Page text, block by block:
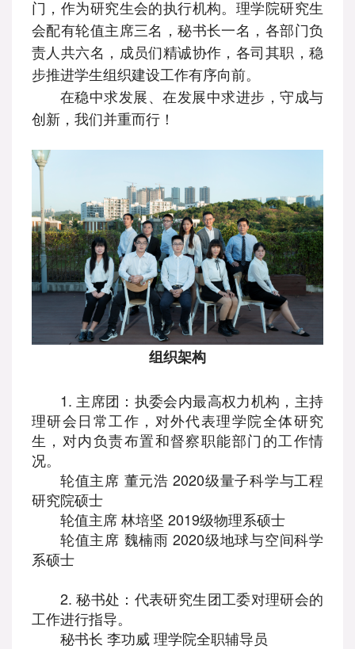
门，作为研究生会的执行机构。理学院研究生
会配有轮值主席三名，秘书长一名，各部门负
责人共六名，成员们精诚协作，各司其职，稳
步推进学生组织建设工作有序向前。
在稳中求发展、在发展中求进步，守成与
创新，我们并重而行！
组织架构
1. 主席团：执委会内最高权力机构，主持
理研会日常工作，对外代表理学院全体研究
生，对内负责布置和督察职能部门的工作情
况。
轮值主席 董元浩 2020级量子科学与工程
研究院硕士
轮值主席 林培坚 2019级物理系硕士
轮值主席 魏楠雨 2020级地球与空间科学
系硕士
2. 秘书处：代表研究生团工委对理研会的
工作进行指导。
秘书长 李功威 理学院全职辅导员